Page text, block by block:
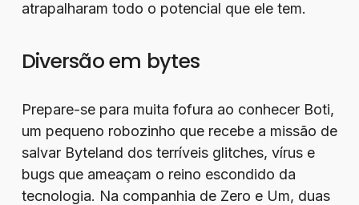
atrapalharam todo o potencial que ele tem.
Diversão em bytes
Prepare-se para muita fofura ao conhecer Boti,
um pequeno robozinho que recebe a missão de
salvar Byteland dos terríveis glitches, vírus e
bugs que ameaçam o reino escondido da
tecnologia. Na companhia de Zero e Um, duas